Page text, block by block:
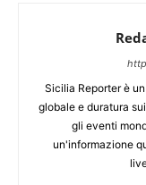
Sicilia Reporter è
globale e duratura
gli eventi
un'informazione